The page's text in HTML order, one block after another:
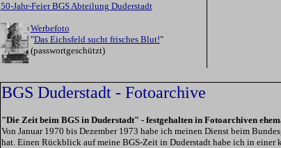
50-Jahr-Feier BGS Abteilung Duderstadt
Werbefoto
"Das Eichsfeld sucht frisches Blut!"
(passwortgeschützt)
BGS Duderstadt - Fotoarchive
"Die Zeit beim BGS in Duderstadt" - festgehalten in Fotoarchiven
Von Januar 1970 bis Dezember 1973 habe ich meinen Dienst beim
hat. Einen Rückblick auf meine BGS-Zeit in Duderstadt habe ich in